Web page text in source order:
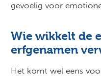
gevoelig voor
Wie wikkelt de
erfgenamen
Het komt wel eens